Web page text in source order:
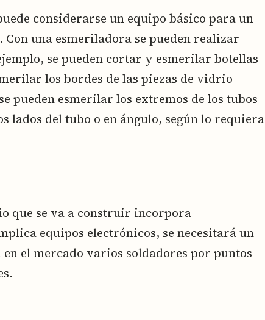
considerarse un equipo básico para un
una esmeriladora se pueden realizar
se pueden cortar y esmerilar botellas
los bordes de las piezas de vidrio
pueden esmerilar los extremos de los tubos
lados del tubo o en ángulo, según lo requiera
que se va a construir incorpora
equipos electrónicos, se necesitará un
el mercado varios soldadores por puntos